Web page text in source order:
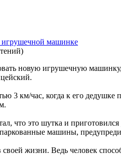
игрушечной машинке
)
новую игрушечную
3 км/час, когда к его
что это шутка и
машины,
жизни. Ведь человек